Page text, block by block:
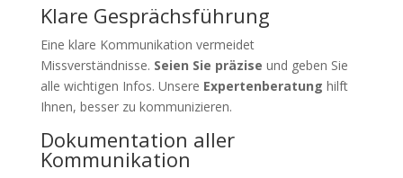
Klare Gesprächsführung
Eine klare Kommunikation vermeidet
Missverständnisse. Seien Sie präzise und geben Sie
alle wichtigen Infos. Unsere Expertenberatung hilft
Ihnen, besser zu kommunizieren.
Dokumentation aller
Kommunikation